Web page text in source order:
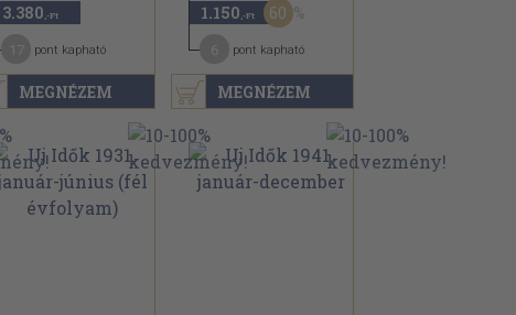
MEGNÉZEM
3.380 ,-Ft
pont kapható
MEGNÉZEM
1.150 ,-Ft 60
pont kapható